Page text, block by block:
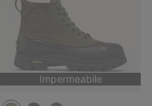
Impermeabile